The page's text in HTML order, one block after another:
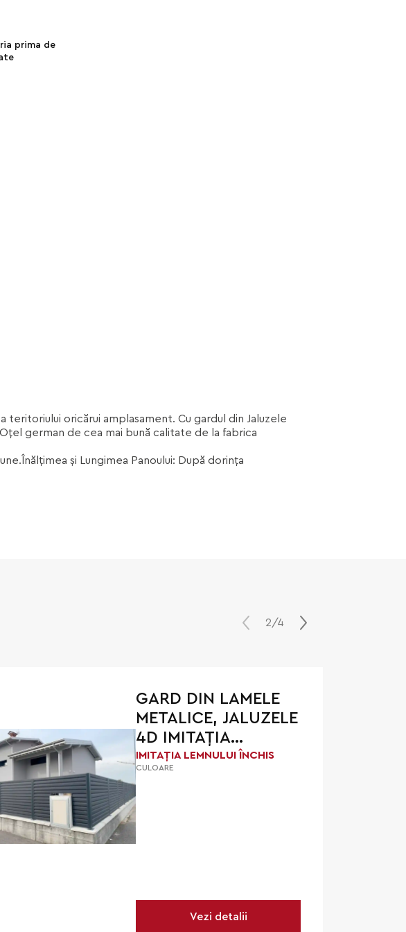
prima de
oricărui amplasament. Cu gardul din Jaluzele
german de cea mai bună calitate de la fabrica
și Lungimea Panoului: După dorința
2/4
GARD DIN LAMELE
METALICE, JALUZELE
4D IMITAȚIA
LEMNULUI DESCHIS
IMITAȚIA LEMNULUI ÎNCHIS
CULOARE
Vezi detalii